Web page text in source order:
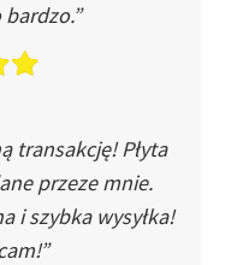
transakcję! Płyta
przeze mnie.
i szybka wysyłka!